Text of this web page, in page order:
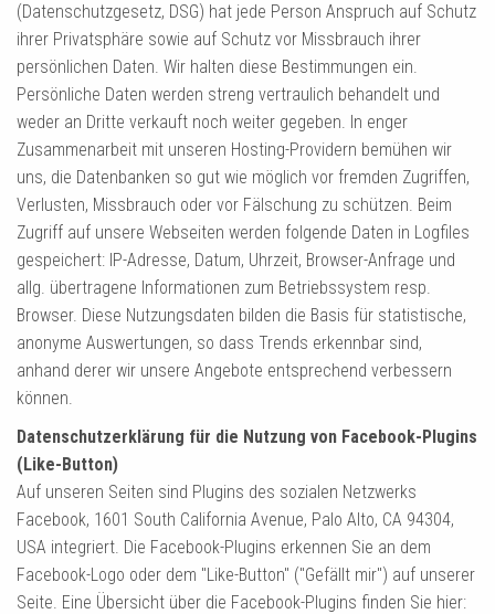
(Datenschutzgesetz, DSG) hat jede Person Anspruch auf Schutz
ihrer Privatsphäre sowie auf Schutz vor Missbrauch ihrer
persönlichen Daten. Wir halten diese Bestimmungen ein.
Persönliche Daten werden streng vertraulich behandelt und
weder an Dritte verkauft noch weiter gegeben. In enger
Zusammenarbeit mit unseren Hosting-Providern bemühen wir
uns, die Datenbanken so gut wie möglich vor fremden Zugriffen,
Verlusten, Missbrauch oder vor Fälschung zu schützen. Beim
Zugriff auf unsere Webseiten werden folgende Daten in Logfiles
gespeichert: IP-Adresse, Datum, Uhrzeit, Browser-Anfrage und
allg. übertragene Informationen zum Betriebssystem resp.
Browser. Diese Nutzungsdaten bilden die Basis für statistische,
anonyme Auswertungen, so dass Trends erkennbar sind,
anhand derer wir unsere Angebote entsprechend verbessern
können.
Datenschutzerklärung für die Nutzung von Facebook-Plugins
(Like-Button)
Auf unseren Seiten sind Plugins des sozialen Netzwerks
Facebook, 1601 South California Avenue, Palo Alto, CA 94304,
USA integriert. Die Facebook-Plugins erkennen Sie an dem
Facebook-Logo oder dem "Like-Button" ("Gefällt mir") auf unserer
Seite. Eine Übersicht über die Facebook-Plugins finden Sie hier: